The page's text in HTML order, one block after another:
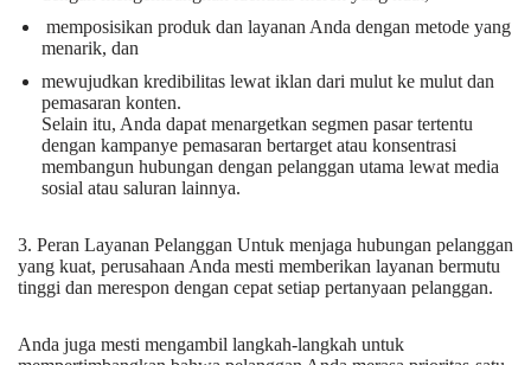
memposisikan produk dan layanan Anda dengan metode yang
menarik, dan
mewujudkan kredibilitas lewat iklan dari mulut ke mulut dan
pemasaran konten.
Selain itu, Anda dapat menargetkan segmen pasar tertentu
dengan kampanye pemasaran bertarget atau konsentrasi
membangun hubungan dengan pelanggan utama lewat media
sosial atau saluran lainnya.
3. Peran Layanan Pelanggan Untuk menjaga hubungan pelanggan
yang kuat, perusahaan Anda mesti memberikan layanan bermutu
tinggi dan merespon dengan cepat setiap pertanyaan pelanggan.
Anda juga mesti mengambil langkah-langkah untuk